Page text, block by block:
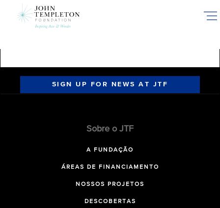
SIGN UP FOR NEWS AT JTF
Sobre o JTF
A FUNDAÇÃO
ÁREAS DE FINANCIAMENTO
NOSSOS PROJETOS
DESCOBERTAS